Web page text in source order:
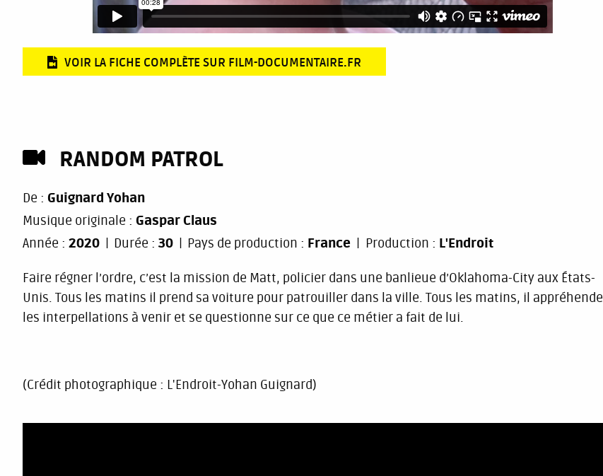
VOIR LA FICHE COMPLÈTE SUR FILM-DOCUMENTAIRE.FR
RANDOM PATROL
De : Guignard Yohan
Musique originale : Gaspar Claus
Année : 2020 Durée : 30 Pays de production : France Production : L'Endroit
Faire régner l’ordre, c’est la mission de Matt, policier dans une banlieue d’Oklahoma-City aux États-
Unis. Tous les matins il prend sa voiture pour patrouiller dans la ville. Tous les matins, il appréhende
les interpellations à venir et se questionne sur ce que ce métier a fait de lui.
(Crédit photographique : L'Endroit-Yohan Guignard)